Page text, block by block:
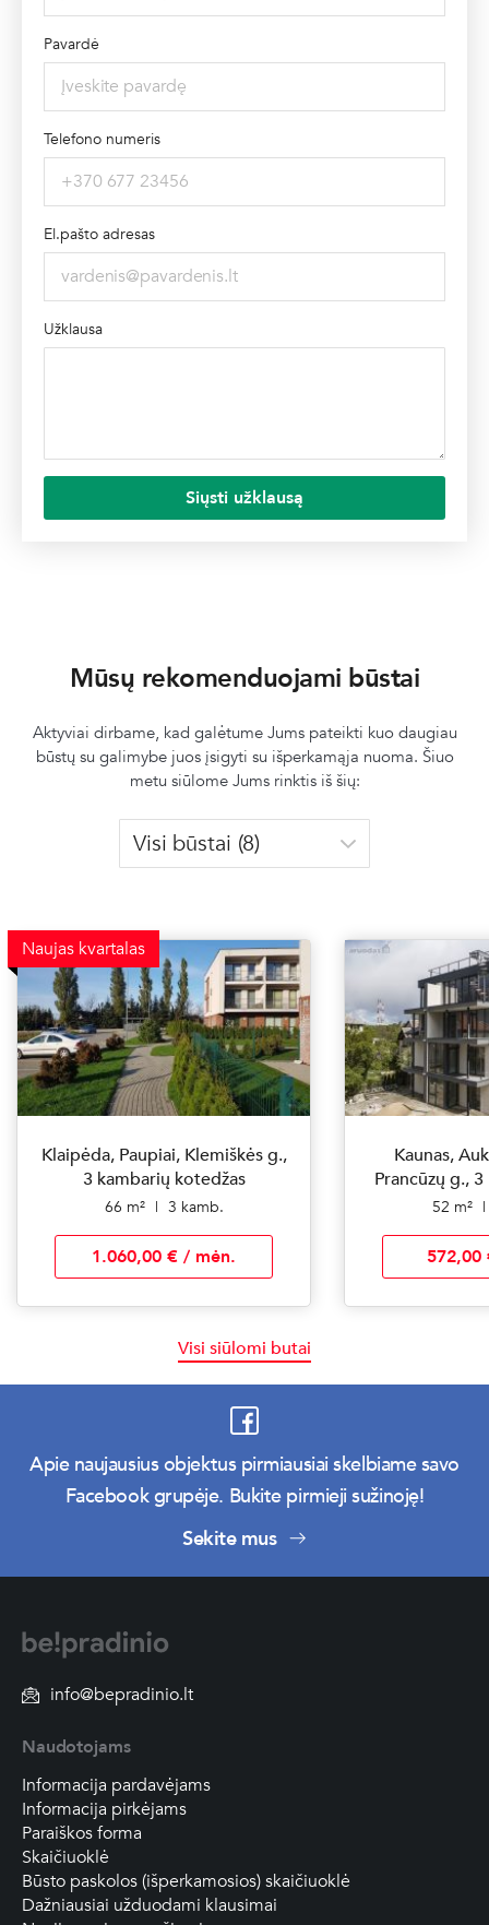
Pavardė
Telefono numeris
El.pašto adresas
Užklausa
Siųsti užklausą
Mūsų rekomenduojami būstai
Aktyviai dirbame, kad galėtume Jums pateikti kuo daugiau
būstų su galimybe juos įsigyti su išperkamąja nuoma. Šiuo
metu siūlome Jums rinktis iš šių:
Naujas kvartalas
Klaipėda, Paupiai, Klemiškės g.,
3 kambarių kotedžas
66 m² | 3 kamb.
1.060,00 € / mėn.
Kaunas,
Prancūzų g.,
52 m² |
572,00
Visi siūlomi butai
Apie naujausius objektus pirmiausiai skelbiame savo
Facebook grupėje. Bukite pirmieji sužinoję!
Sekite mus
info@bepradinio.lt
Naudotojams
Informacija pardavėjams
Informacija pirkėjams
Paraiškos forma
Skaičiuoklė
Būsto paskolos (išperkamosios) skaičiuoklė
Dažniausiai užduodami klausimai